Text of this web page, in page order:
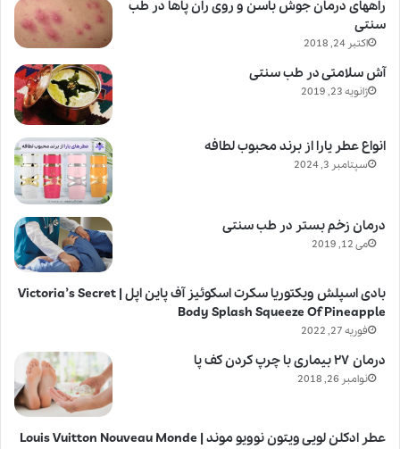
راههای درمان جوش باسن و روی ران پاها در طب
سنتی
اکتبر 24, 2018
آش سلامتی در طب سنتی
ژانویه 23, 2019
انواع عطر یارا از برند محبوب لطافه
سپتامبر 3, 2024
درمان زخم بستر در طب سنتی
می 12, 2019
بادی اسپلش ویکتوریا سکرت اسکوئیز آف پاین اپل | Victoria’s Secret
Body Splash Squeeze Of Pineapple
فوریه 27, 2022
درمان ۲۷ بیماری با چرپ کردن کف پا
نوامبر 26, 2018
عطر ادکلن لویی ویتون نوویو موند | Louis Vuitton Nouveau Monde